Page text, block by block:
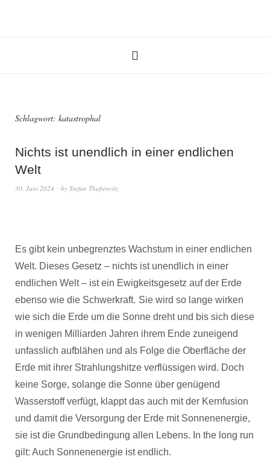
Schlagwort: katastrophal
Nichts ist unendlich in einer endlichen
Welt
30. Juni 2024 by Stefan Theßenvitz
Es gibt kein unbegrenztes Wachstum in einer endlichen
Welt. Dieses Gesetz – nichts ist unendlich in einer
endlichen Welt – ist ein Ewigkeitsgesetz auf der Erde
ebenso wie die Schwerkraft. Sie wird so lange wirken
wie sich die Erde um die Sonne dreht und bis sich diese
in wenigen Milliarden Jahren ihrem Ende zuneigend
unfasslich aufblähen und als Folge die Oberfläche der
Erde mit ihrer Strahlungshitze verflüssigen wird. Doch
keine Sorge, solange die Sonne über genügend
Wasserstoff verfügt, klappt das auch mit der Kernfusion
und damit die Versorgung der Erde mit Sonnenenergie,
sie ist die Grundbedingung allen Lebens. In the long run
gilt: Auch Sonnenenergie ist endlich.